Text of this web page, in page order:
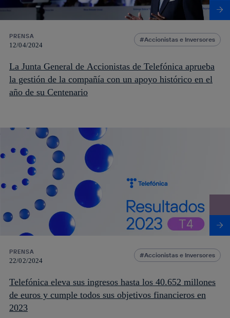
PRENSA
12/04/2024
Accionistas e Inversores
La Junta General de Accionistas de Telefónica aprueba
la gestión de la compañía con un apoyo histórico en el
año de su Centenario
PRENSA
22/02/2024
Accionistas e Inversores
Telefónica eleva sus ingresos hasta los 40.652 millones
de euros y cumple todos sus objetivos financieros en
2023